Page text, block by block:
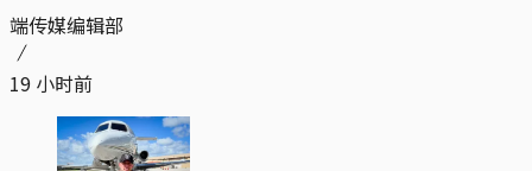
端传媒编辑部
19 小时前